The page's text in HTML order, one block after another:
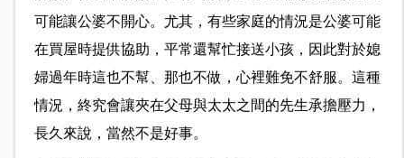
可能讓公婆不開心。尤其，有些家庭的情況是公婆可能
在買屋時提供協助，平常還幫忙接送小孩，因此對於媳
婦過年時這也不幫、那也不做，心裡難免不舒服。這種
情況，終究會讓夾在父母與太太之間的先生承擔壓力，
長久來說，當然不是好事。